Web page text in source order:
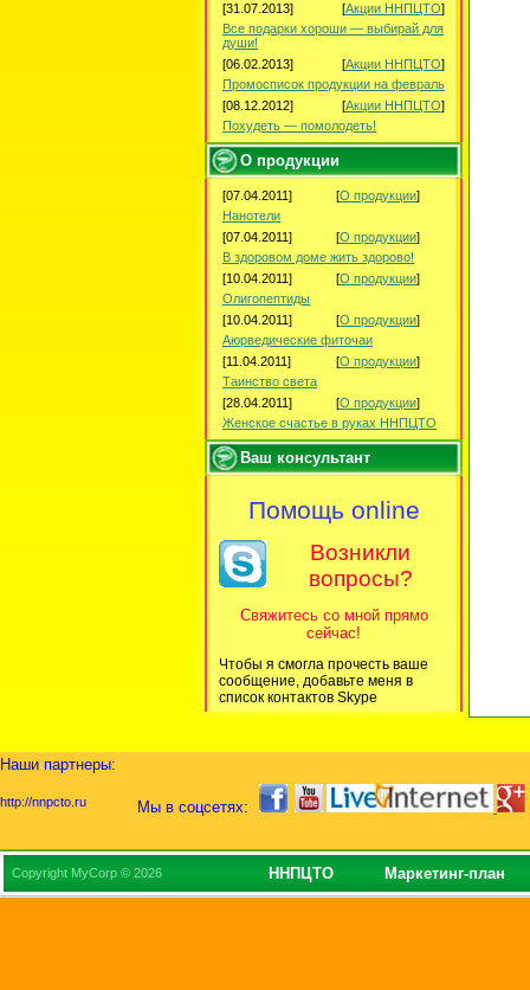
[31.07.2013]
[Акции ННПЦТО]
Все подарки хороши — выбирай для
души!
[06.02.2013]
[Акции ННПЦТО]
Промосписок продукции на февраль
[08.12.2012]
[Акции ННПЦТО]
Похудеть — помолодеть!
О продукции
[07.04.2011] [О продукции]
Нанотели
[07.04.2011]
[О продукции]
В здоровом доме жить здорово!
[10.04.2011]
[О продукции]
Олигопептиды
[10.04.2011]
[О продукции]
Аюрведические фиточаи
[11.04.2011]
[О продукции]
Таинство света
[28.04.2011]
[О продукции]
Женское счастье в руках ННПЦТО
Ваш консультант
Помощь online
Возникли
вопросы?
Свяжитесь со мной прямо
сейчас!
Чтобы я смогла прочесть ваше
сообщение, добавьте меня в
список контактов Skype
Наши партнеры:
Мы в соцсетях:
http://nnpcto.ru
Copyright MyCorp © 2026 ННПЦТО Маркетинг-план